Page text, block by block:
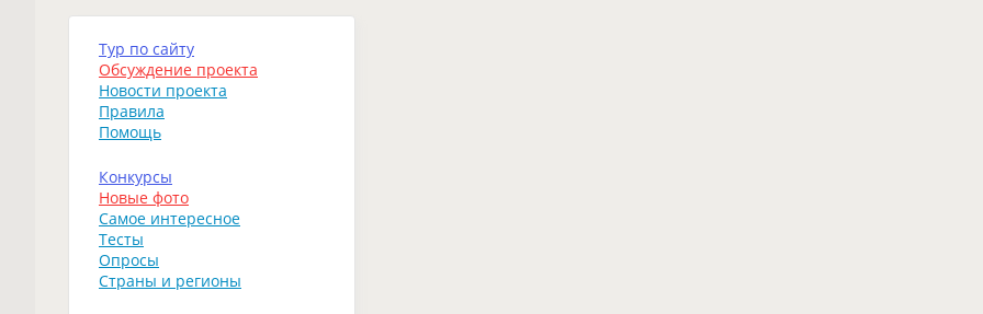
Тур по сайту
Обсуждение проекта
Новости проекта
Правила
Помощь
Конкурсы
Новые фото
Самое интересное
Тесты
Опросы
Страны и регионы